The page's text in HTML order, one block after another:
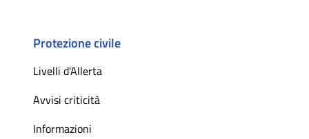
Protezione civile
Livelli d'Allerta
Avvisi criticità
Informazioni